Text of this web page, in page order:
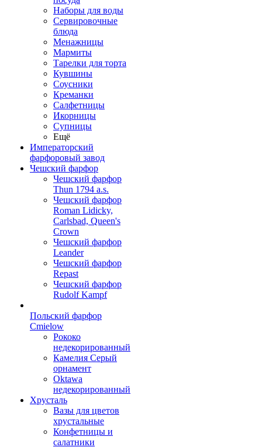
Наборы для воды
Сервировочные
блюда
Менажницы
Мармиты
Тарелки для торта
Кувшины
Соусники
Креманки
Салфетницы
Икорницы
Супницы
Ещё
Императорский
фарфоровый завод
Чешский фарфор
Чешский фарфор
Thun 1794 a.s.
Чешский фарфор
Roman Lidicky,
Carlsbad, Queen's
Crown
Чешский фарфор
Leander
Чешский фарфор
Repast
Чешский фарфор
Rudolf Kampf
Польский фарфор
Сmielow
Рококо
недекорированный
Камелия Серый
орнамент
Oktawa
недекорированный
Хрусталь
Вазы для цветов
хрустальные
Конфетницы и
салатники